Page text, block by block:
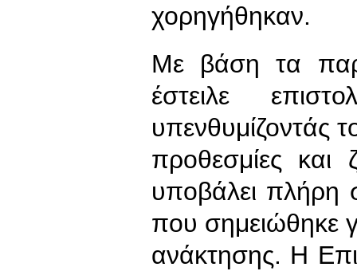
χορηγήθηκαν.
Με βάση τα
έστειλε
υπενθυμίζοντάς
προθεσμίες
υποβάλει πλήρη
που σημειώθηκε
ανάκτησης. Η